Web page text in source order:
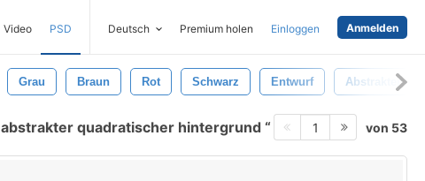
Video PSD Deutsch Premium holen Einloggen Anmelden
Grau Braun Rot Schwarz Entwurf Abstrakter
abstrakter quadratischer hintergrund 1 von 53